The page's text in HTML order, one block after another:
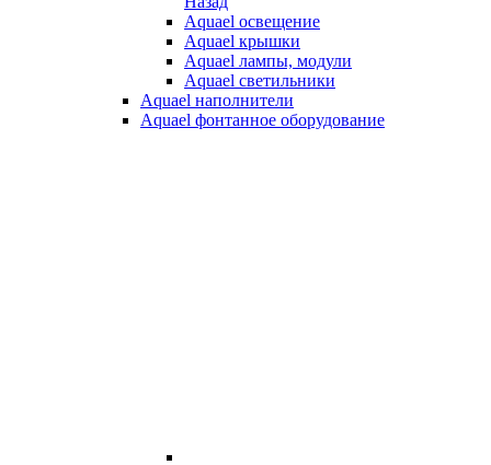
Aquael освещение
Aquael крышки
Aquael лампы, модули
Aquael светильники
Aquael наполнители
Aquael фонтанное оборудование